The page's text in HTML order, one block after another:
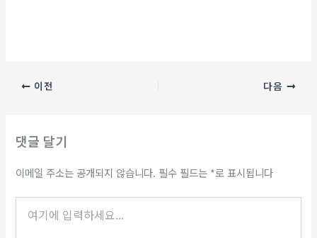
이전 다음
댓글 달기
이메일 주소는 공개되지 않습니다. 필수 필드는 *로 표시됩니다